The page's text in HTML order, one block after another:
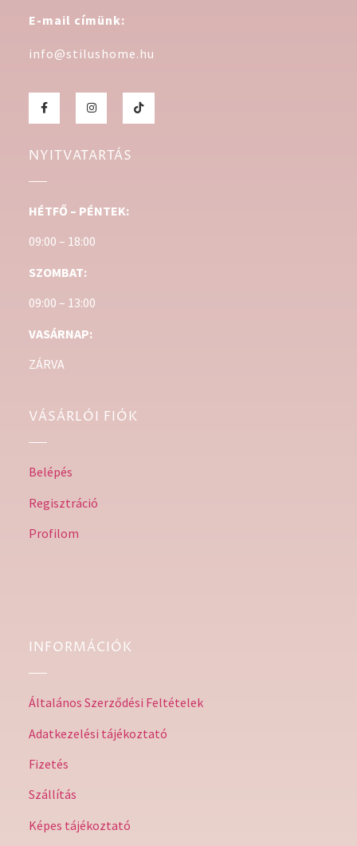
E-mail címünk:
info@stilushome.hu
NYITVATARTÁS
HÉTFŐ – PÉNTEK:
09:00 – 18:00
SZOMBAT:
09:00 – 13:00
VASÁRNAP:
ZÁRVA
VÁSÁRLÓI FIÓK
Belépés
Regisztráció
Profilom
INFORMÁCIÓK
Általános Szerződési Feltételek
Adatkezelési tájékoztató
Fizetés
Szállítás
Képes tájékoztató